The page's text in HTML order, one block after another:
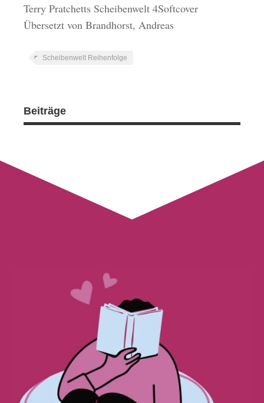
Terry Pratchetts Scheibenwelt 4Softcover
Übersetzt von Brandhorst, Andreas
Scheibenwelt Reihenfolge
Beiträge